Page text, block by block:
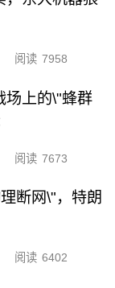
阅读 7958
场上的\"蜂群
阅读 7673
断网\"，特朗
阅读 6402